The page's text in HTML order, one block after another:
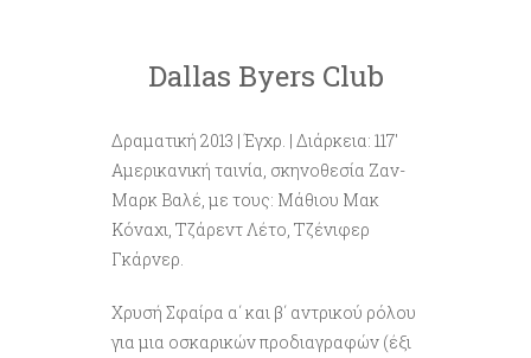
Dallas Byers Club
Δραματική 2013 | Έγχρ. | Διάρκεια: 117′
Aμερικανική ταινία, σκηνοθεσία Ζαν-
Μαρκ Βαλέ, με τους: Μάθιου Μακ
Κόναχι, Τζάρεντ Λέτο, Τζένιφερ
Γκάρνερ.
Χρυσή Σφαίρα α΄ και β΄ αντρικού ρόλου
για μια οσκαρικών προδιαγραφών (έξι